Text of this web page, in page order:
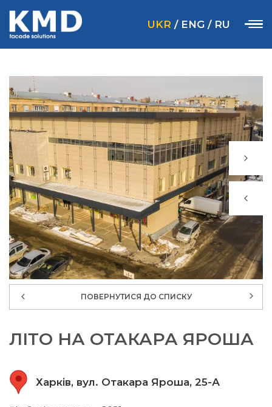
UKR / ENG / RU
ПОВЕРНУТИСЯ ДО СПИСКУ
ЛІТО НА ОТАКАРА ЯРОША
Харків, вул. Отакара Яроша, 25-А